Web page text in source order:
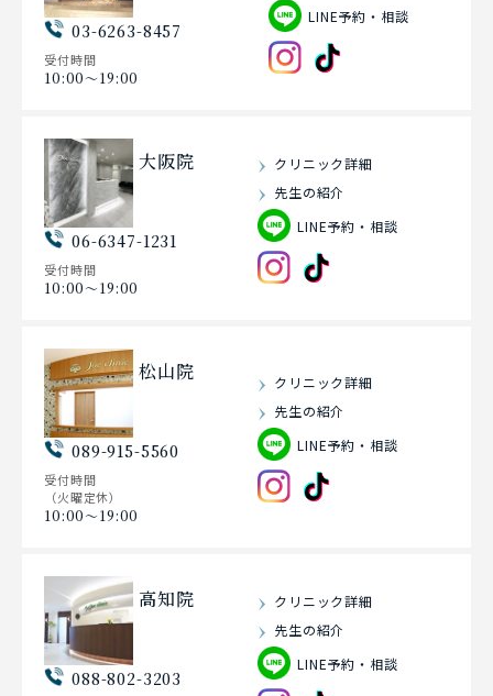
03-6263-8457
受付時間
10:00〜19:00
LINE予約・相談
大阪院
06-6347-1231
受付時間
10:00〜19:00
クリニック詳細
先生の紹介
LINE予約・相談
松山院
089-915-5560
受付時間
（火曜定休）
10:00〜19:00
クリニック詳細
先生の紹介
LINE予約・相談
高知院
088-802-3203
クリニック詳細
先生の紹介
LINE予約・相談